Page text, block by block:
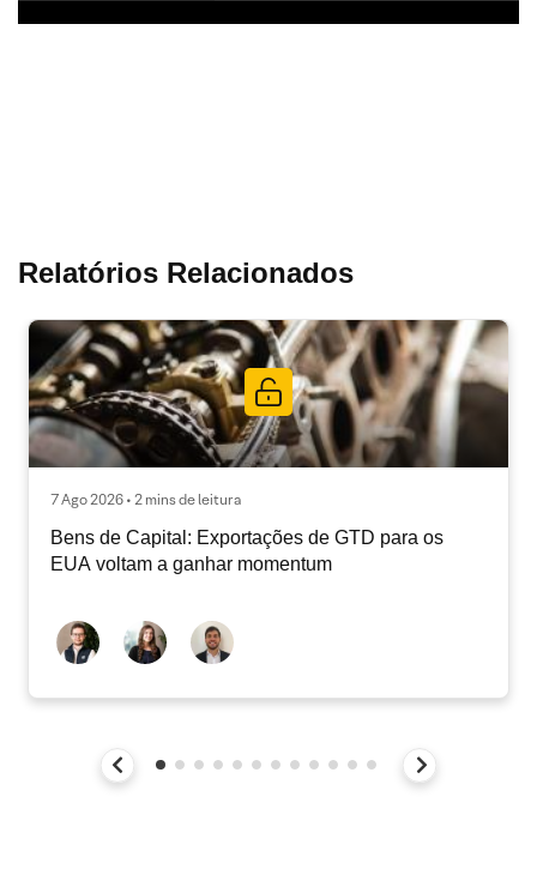
Relatórios Relacionados
7 Ago 2026 • 2 mins de leitura
Bens de Capital: Exportações de GTD para os
EUA voltam a ganhar momentum